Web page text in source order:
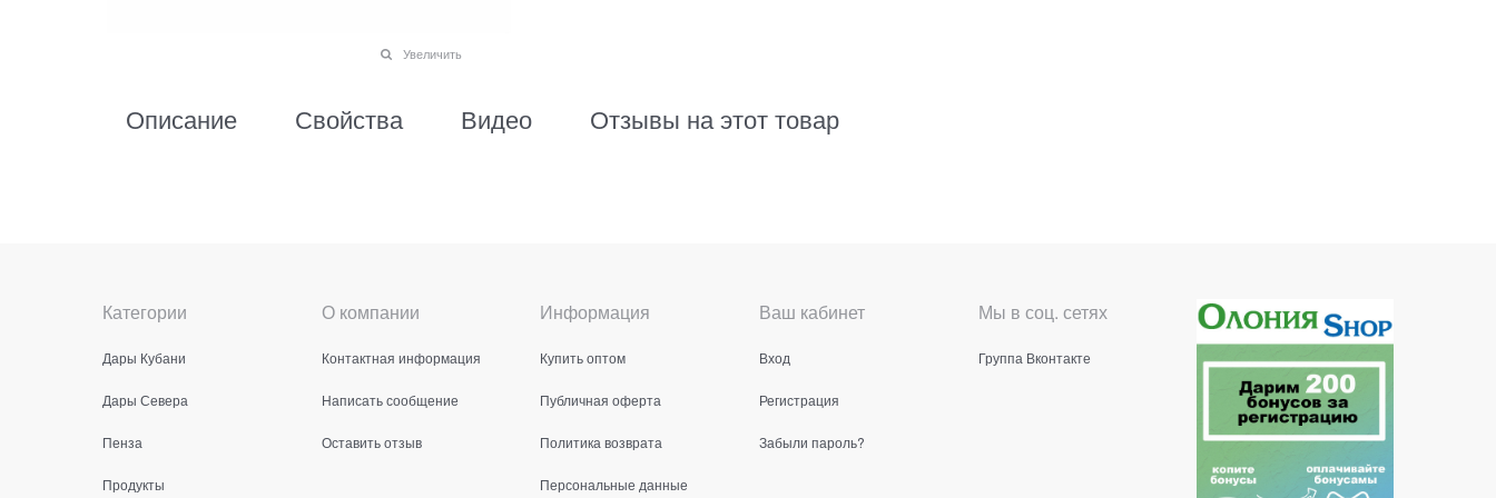
Увеличить
Описание Свойства Видео Отзывы на этот товар
Категории
Дары Кубани
Дары Севера
Пенза
Продукты
О компании
Контактная информация
Написать сообщение
Оставить отзыв
Информация
Купить оптом
Публичная оферта
Политика возврата
Персональные данные
Ваш кабинет
Вход
Регистрация
Забыли пароль?
Мы в соц. сетях
Группа Вконтакте